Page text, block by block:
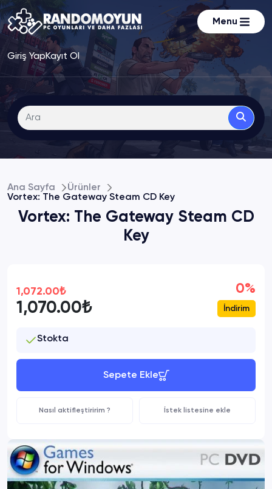
Menu
Giriş YapKayıt Ol
Ana Sayfa
Ürünler
Vortex: The Gateway Steam CD Key
Vortex: The Gateway Steam CD
Key
1,072.00₺
1,070.00₺
0%
İndirim
Stokta
Sepete Ekle
Nasıl aktifleştiririm ? İstek listesine ekle